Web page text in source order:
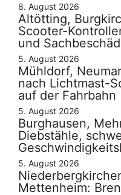
8. August 2026
Altötting,
Scooter-
und
5. August 2026
Mühldorf,
nach Lichtmast-
auf der Fahrbahn
5. August 2026
Burghausen,
Diebstähle,
5. August 2026
Mettenheim: